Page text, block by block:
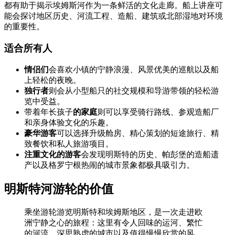
都有助于揭示埃姆斯河作为一条鲜活的文化走廊。船上讲座可
能会探讨地区历史、河流工程、造船、建筑或北部湿地对环境
的重要性。
适合所有人
情侣们会喜欢小镇的宁静浪漫、风景优美的巡航以及船
上轻松的夜晚。
独行者则会从小型船只的社交规模和导游带领的轻松游
览中受益。
带着年长孩子的家庭则可以享受骑行路线、参观造船厂
和亲身体验文化的乐趣。
豪华游客可以选择升级舱房、精心策划的短途旅行、精
致餐饮和私人旅游项目。
注重文化的游客会发现明斯特的历史、帕彭堡的造船遗
产以及格罗宁根热闹的城市景象都极具吸引力。
明斯特河游轮的价值
乘坐游轮游览明斯特和埃姆斯地区，是一次走进欧
洲宁静之心的旅程：这里有令人回味的运河、繁忙
的河流、深思熟虑的城市以及值得慢慢欣赏的风